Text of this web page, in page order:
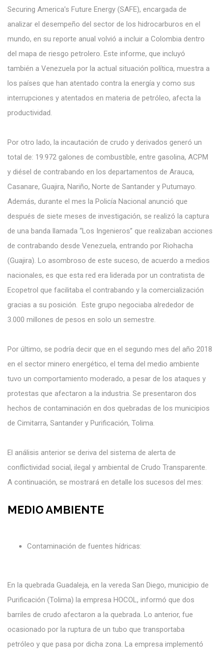
Securing America’s Future Energy (SAFE), encargada de
analizar el desempeño del sector de los hidrocarburos en el
mundo, en su reporte anual volvió a incluir a Colombia dentro
del mapa de riesgo petrolero. Este informe, que incluyó
también a Venezuela por la actual situación política, muestra a
los países que han atentado contra la energía y como sus
interrupciones y atentados en materia de petróleo, afecta la
productividad.
Por otro lado, la incautación de crudo y derivados generó un
total de: 19.972 galones de combustible, entre gasolina, ACPM
y diésel de contrabando en los departamentos de Arauca,
Casanare, Guajira, Nariño, Norte de Santander y Putumayo.
Además, durante el mes la Policía Nacional anunció que
después de siete meses de investigación, se realizó la captura
de una banda llamada “Los Ingenieros” que realizaban acciones
de contrabando desde Venezuela, entrando por Riohacha
(Guajira). Lo asombroso de este suceso, de acuerdo a medios
nacionales, es que esta red era liderada por un contratista de
Ecopetrol que facilitaba el contrabando y la comercialización
gracias a su posición. Este grupo negociaba alrededor de
3.000 millones de pesos en solo un semestre.
Por último, se podría decir que en el segundo mes del año 2018
en el sector minero energético, el tema del medio ambiente
tuvo un comportamiento moderado, a pesar de los ataques y
protestas que afectaron a la industria. Se presentaron dos
hechos de contaminación en dos quebradas de los municipios
de Cimitarra, Santander y Purificación, Tolima.
El análisis anterior se deriva del sistema de alerta de
conflictividad social, ilegal y ambiental de Crudo Transparente.
A continuación, se mostrará en detalle los sucesos del mes:
MEDIO AMBIENTE
Contaminación de fuentes hídricas:
En la quebrada Guadaleja, en la vereda San Diego, municipio de
Purificación (Tolima) la empresa HOCOL, informó que dos
barriles de crudo afectaron a la quebrada. Lo anterior, fue
ocasionado por la ruptura de un tubo que transportaba
petróleo y que pasa por dicha zona. La empresa implementó